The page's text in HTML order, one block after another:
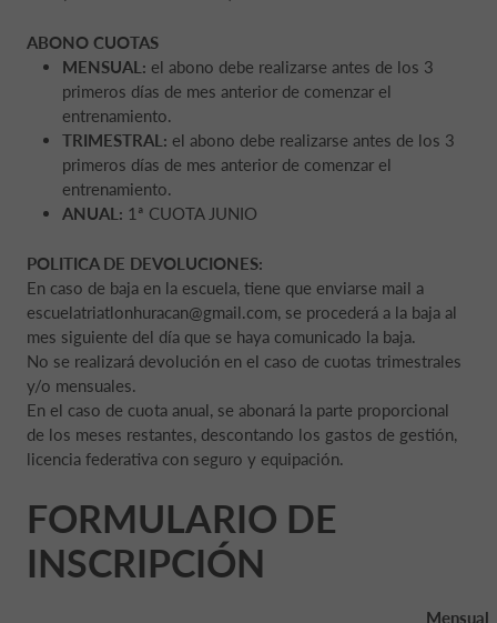
ABONO CUOTAS
MENSUAL: el abono debe realizarse antes de los 3
primeros días de mes anterior de comenzar el
entrenamiento.
TRIMESTRAL: el abono debe realizarse antes de los 3
primeros días de mes anterior de comenzar el
entrenamiento.
ANUAL: 1ª CUOTA JUNIO
POLITICA DE DEVOLUCIONES:
En caso de baja en la escuela, tiene que enviarse mail a
escuelatriatlonhuracan@gmail.com, se procederá a la baja al
mes siguiente del día que se haya comunicado la baja.
No se realizará devolución en el caso de cuotas trimestrales
y/o mensuales.
En el caso de cuota anual, se abonará la parte proporcional
de los meses restantes, descontando los gastos de gestión,
licencia federativa con seguro y equipación.
FORMULARIO DE
INSCRIPCIÓN
Mensual